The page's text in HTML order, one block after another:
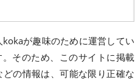
が趣味のために運営してい
そのため、このサイトに掲載
どの情報は、可能な限り正確な